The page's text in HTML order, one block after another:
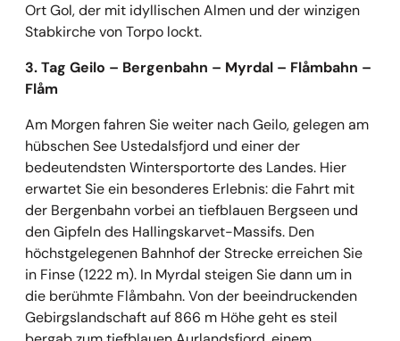
Ort Gol, der mit idyllischen Almen und der winzigen
Stabkirche von Torpo lockt.
3. Tag Geilo – Bergenbahn – Myrdal – Flåmbahn –
Flåm
Am Morgen fahren Sie weiter nach Geilo, gelegen am
hübschen See Ustedalsfjord und einer der
bedeutendsten Wintersportorte des Landes. Hier
erwartet Sie ein besonderes Erlebnis: die Fahrt mit
der Bergenbahn vorbei an tiefblauen Bergseen und
den Gipfeln des Hallingskarvet-Massifs. Den
höchstgelegenen Bahnhof der Strecke erreichen Sie
in Finse (1222 m). In Myrdal steigen Sie dann um in
die berühmte Flåmbahn. Von der beeindruckenden
Gebirgslandschaft auf 866 m Höhe geht es steil